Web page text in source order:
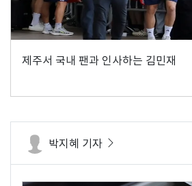
제주서 국내 팬과 인사하는 김민재
박지혜 기자